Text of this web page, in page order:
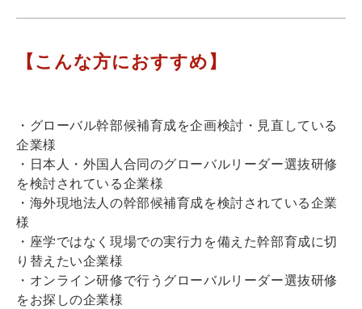
【こんな方におすすめ】
・グローバル幹部候補育成を企画検討・見直している
企業様
・日本人・外国人合同のグローバルリーダー選抜研修
を検討されている企業様
・海外現地法人の幹部候補育成を検討されている企業
様
・座学ではなく現場での実行力を備えた幹部育成に切
り替えたい企業様
・オンライン研修で行うグローバルリーダー選抜研修
をお探しの企業様